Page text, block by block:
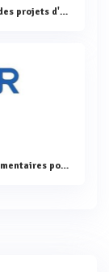
Connaître la réglementation relative à l'eau des projets d'aménagement et d'infrastructures
Directive IED : de nouvelles obligations réglementaires pour les installations classées